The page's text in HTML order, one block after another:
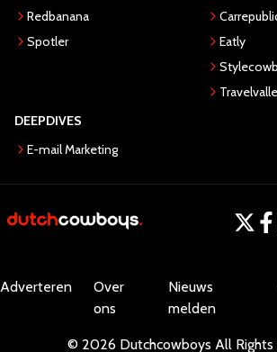
Redbanana
Spotler
Eatly
DEEPDIVES
E-mail Marketing
Adverteren
Over
ons
Nieuws
melden
© 2026 Dutchcowboys All